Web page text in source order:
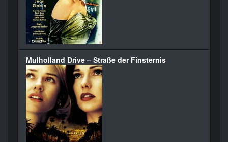
Mulholland Drive – Straße der Finsternis